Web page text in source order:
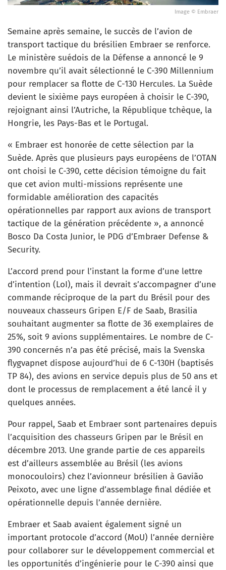
Image © Embraer
Semaine après semaine, le succès de l’avion de
transport tactique du brésilien Embraer se renforce.
Le ministère suédois de la Défense a annoncé le 9
novembre qu’il avait sélectionné le C-390 Millennium
pour remplacer sa flotte de C-130 Hercules. La Suède
devient le sixième pays européen à choisir le C-390,
rejoignant ainsi l’Autriche, la République tchèque, la
Hongrie, les Pays-Bas et le Portugal.
« Embraer est honorée de cette sélection par la
Suède. Après que plusieurs pays européens de l’OTAN
ont choisi le C-390, cette décision témoigne du fait
que cet avion multi-missions représente une
formidable amélioration des capacités
opérationnelles par rapport aux avions de transport
tactique de la génération précédente », a annoncé
Bosco Da Costa Junior, le PDG d’Embraer Defense &
Security.
L’accord prend pour l’instant la forme d’une lettre
d’intention (LoI), mais il devrait s’accompagner d’une
commande réciproque de la part du Brésil pour des
nouveaux chasseurs Gripen E/F de Saab, Brasilia
souhaitant augmenter sa flotte de 36 exemplaires de
25%, soit 9 avions supplémentaires. Le nombre de C-
390 concernés n’a pas été précisé, mais la Svenska
flygvapnet dispose aujourd’hui de 6 C-130H (baptisés
TP 84), des avions en service depuis plus de 50 ans et
dont le processus de remplacement a été lancé il y
quelques années.
Pour rappel, Saab et Embraer sont partenaires depuis
l’acquisition des chasseurs Gripen par le Brésil en
décembre 2013. Une grande partie de ces appareils
est d’ailleurs assemblée au Brésil (les avions
monocouloirs) chez l’avionneur brésilien à Gavião
Peixoto, avec une ligne d’assemblage final dédiée et
opérationnelle depuis l’année dernière.
Embraer et Saab avaient également signé un
important protocole d’accord (MoU) l’année dernière
pour collaborer sur le développement commercial et
les opportunités d’ingénierie pour le C-390 ainsi que